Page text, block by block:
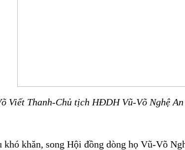
Viết Thanh-Chủ tịch HĐDH Vũ-Võ Nghệ
khó khăn, song Hội đồng dòng họ Vũ-Võ